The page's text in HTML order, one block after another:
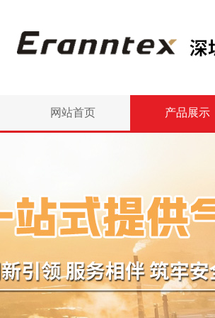
网站首页 产品展示